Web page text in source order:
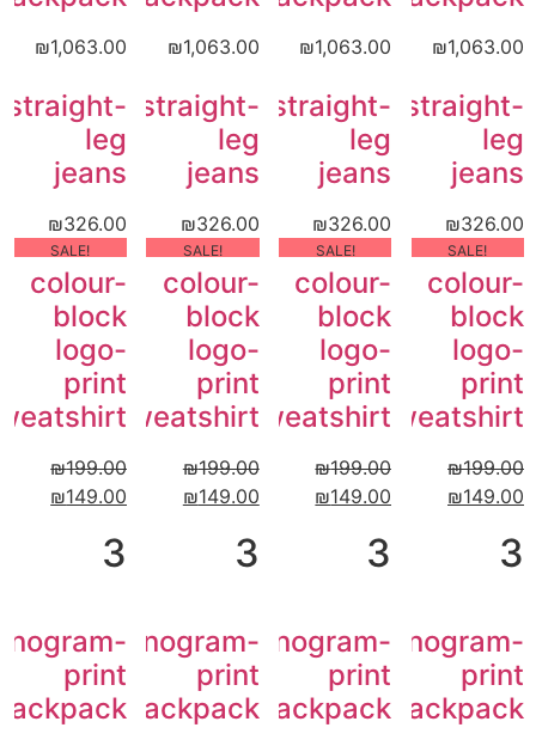
₪1,063.00
straight-
leg
jeans
₪326.00
!SALE
colour-
block
logo-
print
sweatshirt
₪199.00
₪149.00
3
Monogram-
print
backpack
₪1,063.00
straight-
leg
jeans
₪326.00
!SALE
colour-
block
logo-
print
sweatshirt
₪199.00
₪149.00
3
Monogram-
print
backpack
₪1,063.00
straight-
leg
jeans
₪326.00
!SALE
colour-
block
logo-
print
sweatshirt
₪199.00
₪149.00
3
Monogram-
print
backpack
₪1,063.00
straight-
leg
jeans
₪326.00
!SALE
colour-
block
logo-
print
₪199.00
₪149.00
3
print